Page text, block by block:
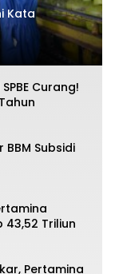
Kata
Curang!
Subsidi
43,52 Triliun
Pertamina